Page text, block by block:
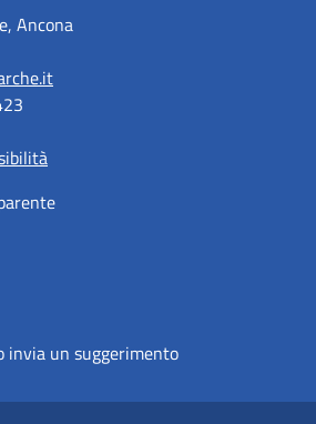
Ancona
invia un suggerimento